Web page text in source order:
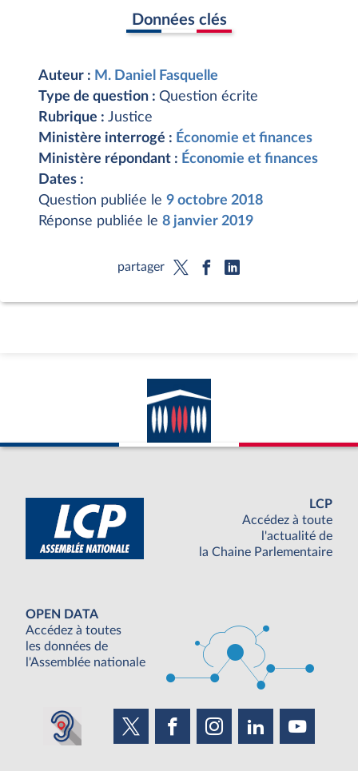
Données clés
Auteur : M. Daniel Fasquelle
Type de question : Question écrite
Rubrique : Justice
Ministère interrogé : Économie et finances
Ministère répondant : Économie et finances
Dates :
Question publiée le 9 octobre 2018
Réponse publiée le 8 janvier 2019
partager
LCP
Accédez à toute
l'actualité de
la Chaine Parlementaire
OPEN DATA
Accédez à toutes
les données de
l'Assemblée nationale